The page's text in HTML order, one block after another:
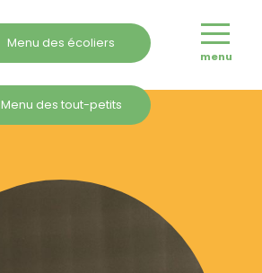
Menu des écoliers
Menu des tout-petits
menu